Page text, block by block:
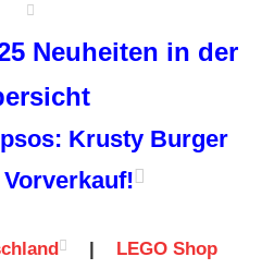
Neuheiten in der
Krusty Burger
| LEGO Shop